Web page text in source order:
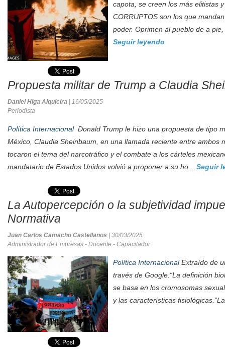
capota, se creen los más elitistas
CORRUPTOS son los que
poder. Oprimen al pueblo de a
Seguir leyendo
Propuesta militar de Trump a Claudia
Daniel Higa Alquicira
| 16/05/2025
Periodista
Política InternacionalDonald Trump le hizo una propuesta de tipo
México, Claudia Sheinbaum, en una llamada reciente entre ambos
tocaron el tema del narcotráfico y el combate a los cárteles
mandatario de Estados Unidos volvió a proponer a su ho... Seguir
La Autopercepción o la subjetividad
Normativa
Juan Carlos Camacho Castellanos
| 30/03/2025
Administrador de Empresas - Docente - Capacitador
Política InternacionalExtraído de
través de Google:“La definición
se basa en los cromosomas
y las características